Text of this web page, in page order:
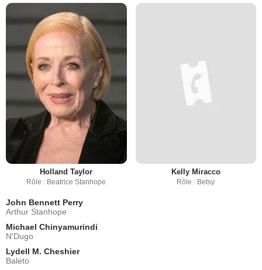
Holland Taylor
Rôle : Beatrice Stanhope
Kelly Miracco
Rôle : Betsy
John Bennett Perry
Arthur Stanhope
Michael Chinyamurindi
N'Dugo
Lydell M. Cheshier
Baleto